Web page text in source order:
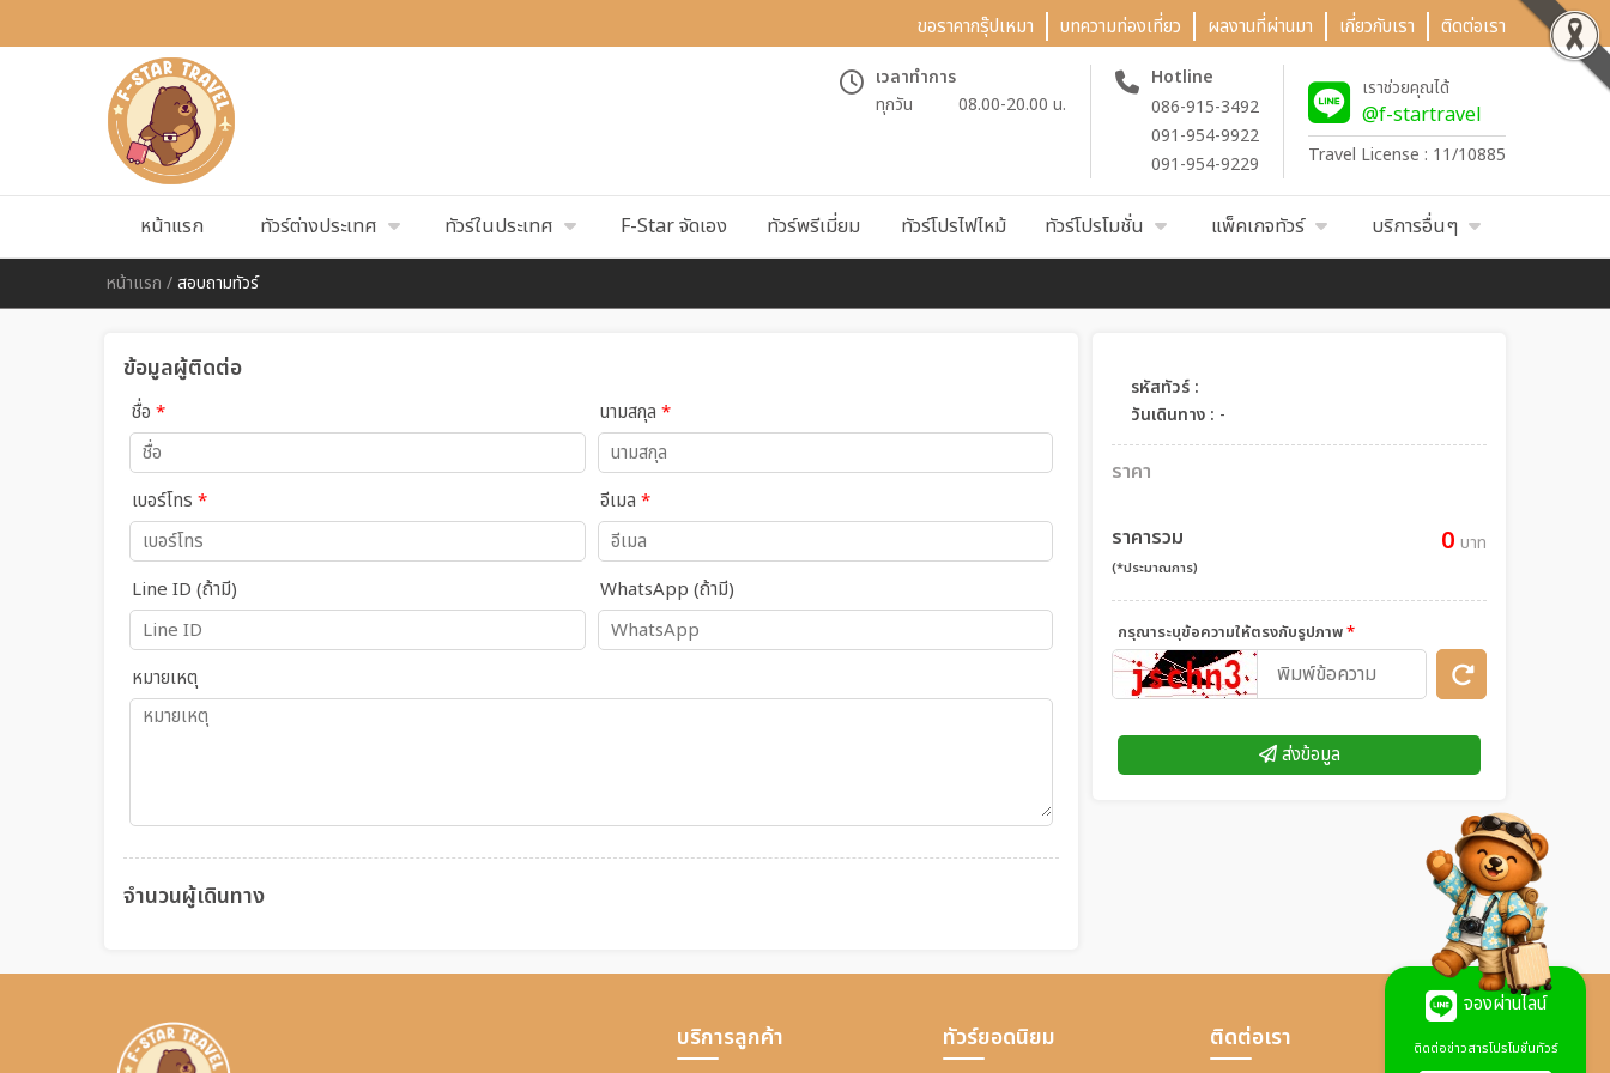
ขอราคากรุ๊ปเหมา บทความท่องเที่ยว ผลงานที่ผ่านมา เกี่ยวกับเรา ติดต่อเรา
เวลาทำการ
ทุกวัน
08.00-20.00 น.
Hotline
086-915-3492
091-954-9922
091-954-9229
เราช่วยคุณได้
@f-startravel
Travel License : 11/10885
หน้าแรก ทัวร์ต่างประเทศ ทัวร์ในประเทศ F-Star จัดเอง ทัวร์พรีเมี่ยม ทัวร์โปรไฟไหม้ ทัวร์โปรโมชั่น แพ็คเกจทัวร์ บริการอื่นๆ
หน้าแรก /สอบถามทัวร์
ข้อมูลผู้ติดต่อ
ชื่อ * นามสกุล *
เบอร์โทร * อีเมล *
Line ID (ถ้ามี) WhatsApp (ถ้ามี)
หมายเหตุ
จำนวนผู้เดินทาง
รหัสทัวร์ :
วันเดินทาง : -
ราคา
ราคารวม
(*ประมาณการ)
0 บาท
กรุณาระบุข้อความให้ตรงกับรูปภาพ*
ส่งข้อมูล
บริการลูกค้า ทัวร์ยอดนิยม ติดต่อเรา
จองผ่านไลน์
ติดต่อข่าวสารโปรโมชั่นทัวร์